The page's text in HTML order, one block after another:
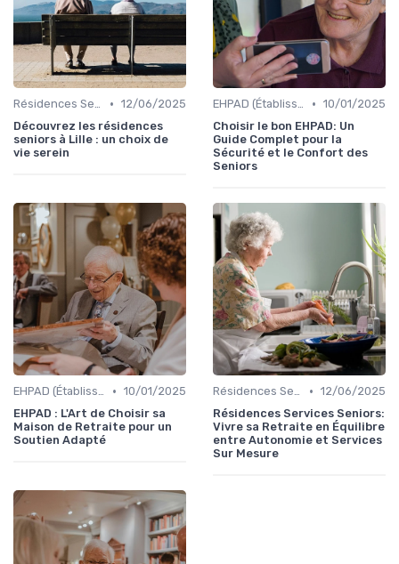
Résidences Services Seniors • 12/06/2025
Découvrez les résidences
seniors à Lille : un choix de
vie serein
EHPAD (Établissements d'Hébergement pour Personnes Âgées Dépendantes) • 10/01/2025
Choisir le bon EHPAD: Un
Guide Complet pour la
Sécurité et le Confort des
Seniors
EHPAD (Établissements d'Hébergement pour Personnes Âgées Dépendantes) • 10/01/2025
EHPAD : L'Art de Choisir sa
Maison de Retraite pour un
Soutien Adapté
Résidences Services Seniors • 12/06/2025
Résidences Services Seniors:
Vivre sa Retraite en Équilibre
entre Autonomie et Services
Sur Mesure